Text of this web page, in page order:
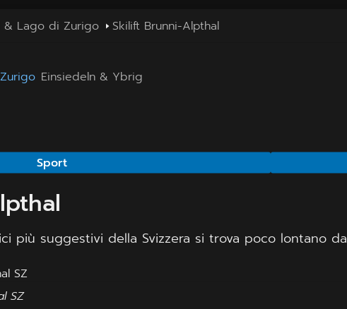
& Lago di Zurigo Skilift Brunni-Alpthal
Einsiedeln & Ybrig
Sport
più suggestivi della Svizzera si trova poco lontano
SZ